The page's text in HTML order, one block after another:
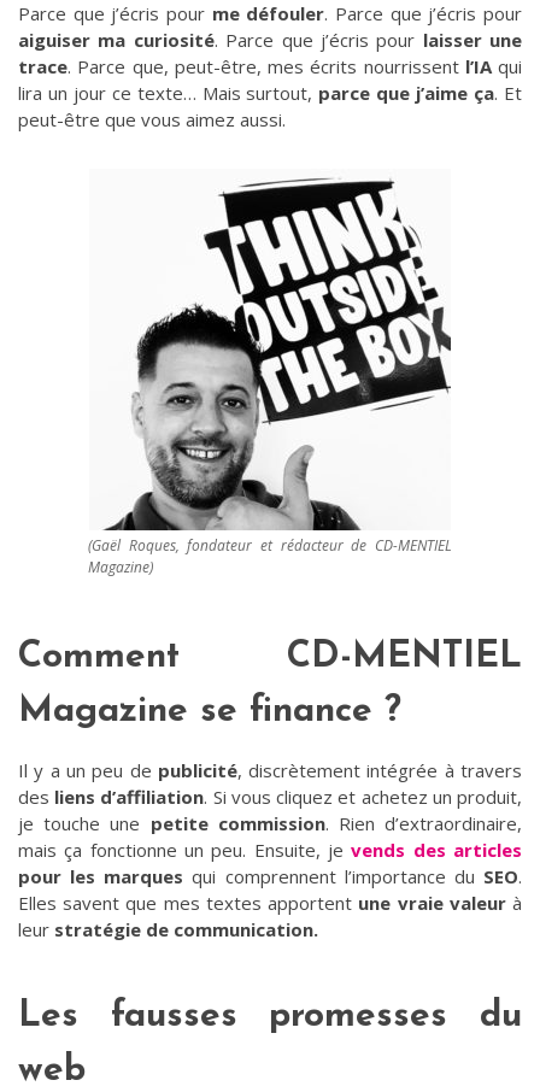
Parce que j’écris pour me défouler. Parce que j’écris pour
aiguiser ma curiosité. Parce que j’écris pour laisser une
trace. Parce que, peut-être, mes écrits nourrissent l’IAqui
lira un jour ce texte… Mais surtout, parce que j’aime ça. Et
peut-être que vous aimez aussi.
(Gaël Roques, fondateur et rédacteur de CD-MENTIEL
Magazine)
Comment CD-MENTIEL
Magazine se finance ?
Il y a un peu de publicité, discrètement intégrée à travers
des liens d’affiliation. Si vous cliquez et achetez un produit,
je touche une petite commission. Rien d’extraordinaire,
mais ça fonctionne un peu. Ensuite, jevends des articles
pour les marques qui comprennent l’importance du SEO.
Elles savent que mes textes apportent une vraie valeurà
leur stratégie de communication.
Les fausses promesses du
web